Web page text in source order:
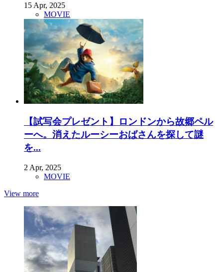
15 Apr, 2025
MOVIE
【試写会プレゼント】ロンドンから故郷ペル
ーへ。消えたルーシーおばさんを探して謎
を...
2 Apr, 2025
MOVIE
View more